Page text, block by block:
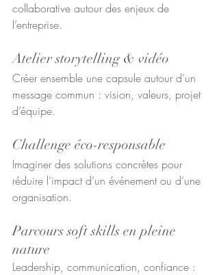
collaborative autour des enjeux de
l’entreprise.
Atelier storytelling & vidéo
Créer ensemble une capsule autour d’un
message commun : vision, valeurs, projet
d’équipe.
Challenge éco-responsable
Imaginer des solutions concrètes pour
réduire l’impact d’un événement ou d’une
organisation.
Parcours soft skills en pleine
nature
Leadership, communication, confiance :